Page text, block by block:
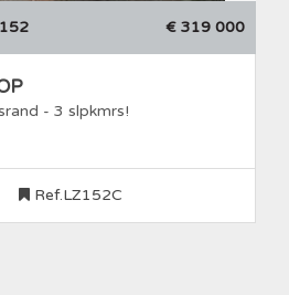
€ 319 000
- 3 slpkmrs!
Ref.LZ152C